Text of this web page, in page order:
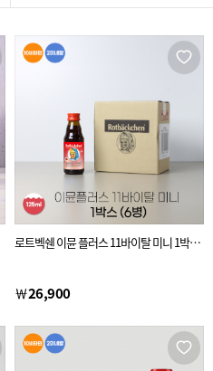
로트벡쉔 이뮨 플러스 11바이탈 미니 1박스
￦26,900